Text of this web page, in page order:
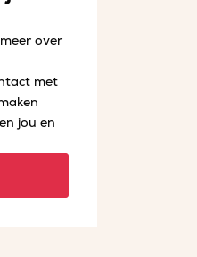
over
met
jou en